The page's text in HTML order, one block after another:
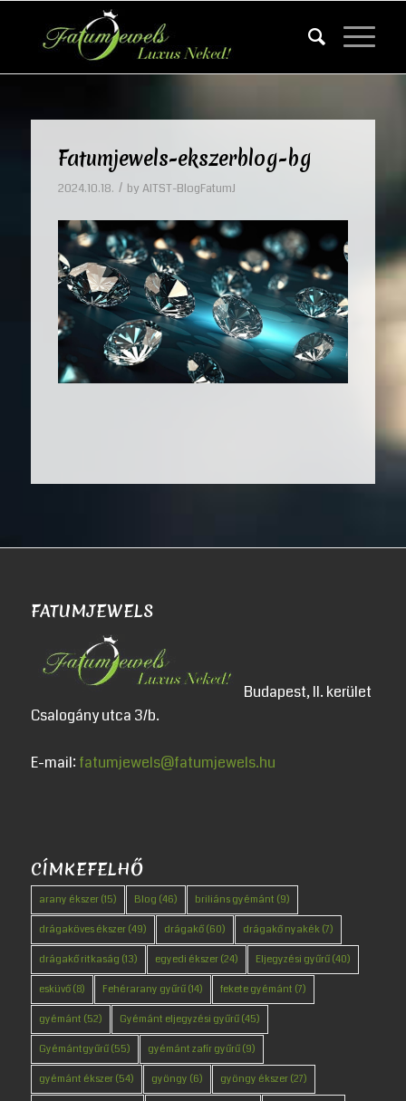
Fatumjewels-ekszerblog-bg
2024.10.18. / by AITST-BlogFatumJ
FATUMJEWELS
Budapest, II. kerület
Csalogány utca 3/b.
E-mail: fatumjewels@fatumjewels.hu
CÍMKEFELHŐ
arany ékszer(15) Blog (46) briliáns gyémánt (9)
drágaköves ékszer(49) drágakő(60) drágakő nyakék(7)
drágakő ritkaság (13) egyedi ékszer(24) Eljegyzési gyűrű(40)
esküvő(8) Fehérarany gyűrű(14) fekete gyémánt (7)
gyémánt (52) Gyémánt eljegyzési gyűrű(45)
Gyémántgyűrű(55) gyémánt zafír gyűrű(9)
gyémánt ékszer(54) gyöngy (6) gyöngy ékszer(27)